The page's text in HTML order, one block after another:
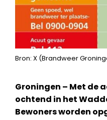
Bron: X (Brandweer
Groningen – Met de
ochtend in het
Bewoners worden